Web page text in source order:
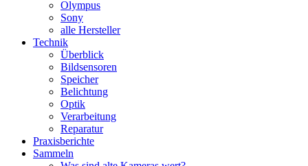
Olympus
Sony
alle Hersteller
Technik
Überblick
Bildsensoren
Speicher
Belichtung
Optik
Verarbeitung
Reparatur
Praxisberichte
Sammeln